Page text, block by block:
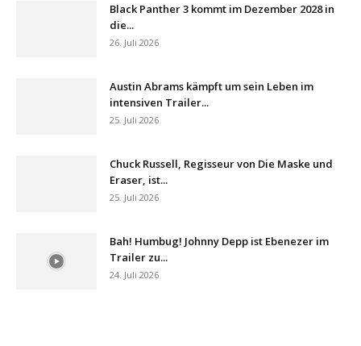
Black Panther 3 kommt im Dezember 2028 in
die...
26. Juli 2026
Austin Abrams kämpft um sein Leben im
intensiven Trailer...
25. Juli 2026
Chuck Russell, Regisseur von Die Maske und
Eraser, ist...
25. Juli 2026
Bah! Humbug! Johnny Depp ist Ebenezer im
Trailer zu...
24. Juli 2026